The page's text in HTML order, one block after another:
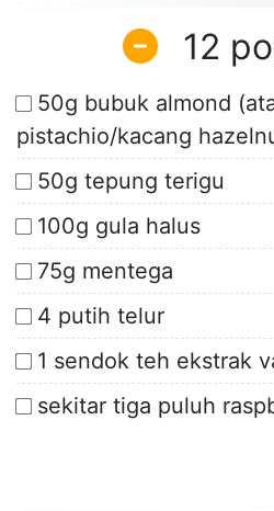
12
50g bubuk almond
pistachio/kacang
50g tepung terigu
100g gula halus
75g mentega
4 putih telur
1 sendok teh ekstrak
sekitar tiga puluh